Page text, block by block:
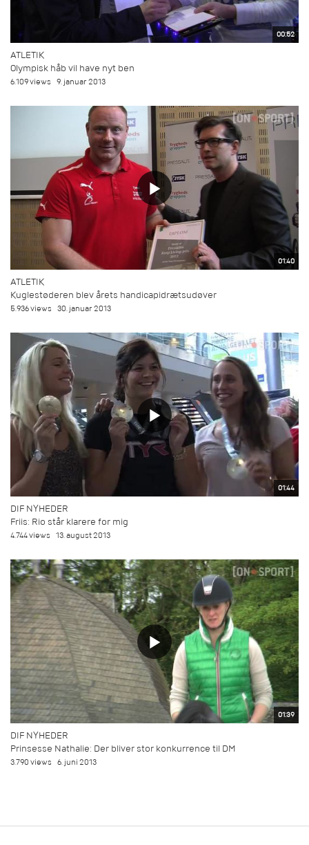
00:52
ATLETIK
Olympisk håb vil have nyt ben
6.109 views 9. januar 2013
01:40
ATLETIK
Kuglestøderen blev årets handicapidrætsudøver
5.936 views 30. januar 2013
01:44
DIF NYHEDER
Friis: Rio står klarere for mig
4.744 views 13. august 2013
01:39
DIF NYHEDER
Prinsesse Nathalie: Der bliver stor konkurrence til DM
3.790 views 6. juni 2013